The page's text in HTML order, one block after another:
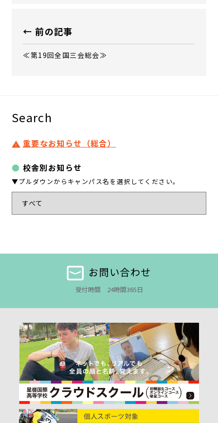
← 前の記事
≪第19回全国三会総会≫
Search
重要なお知らせ（総合）
校舎別お知らせ
▼プルダウンからキャンパス名を選択してください。
お問い合わせ
受付時間 24時間365日